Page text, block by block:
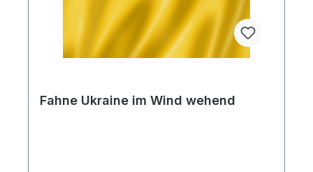
Fahne Ukraine im Wind wehend